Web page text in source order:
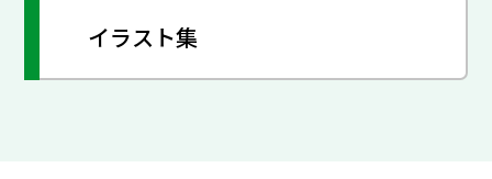
イラスト集